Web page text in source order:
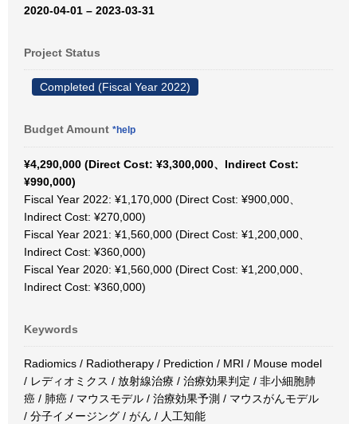
2020-04-01 – 2023-03-31
Project Status
Completed (Fiscal Year 2022)
Budget Amount *help
¥4,290,000 (Direct Cost: ¥3,300,000、Indirect Cost:
¥990,000)
Fiscal Year 2022: ¥1,170,000 (Direct Cost: ¥900,000、
Indirect Cost: ¥270,000)
Fiscal Year 2021: ¥1,560,000 (Direct Cost: ¥1,200,000、
Indirect Cost: ¥360,000)
Fiscal Year 2020: ¥1,560,000 (Direct Cost: ¥1,200,000、
Indirect Cost: ¥360,000)
Keywords
Radiomics / Radiotherapy / Prediction / MRI / Mouse model
/ レディオミクス / 放射線治療 / 治療効果判定 / 非小細胞肺
癌 / 肺癌 / マウスモデル / 治療効果予測 / マウスがんモデル
/ 分子イメージング / がん / 人工知能